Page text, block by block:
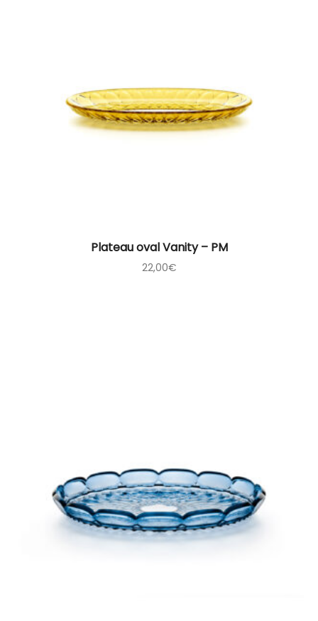
Plateau oval Vanity – PM
22,00€